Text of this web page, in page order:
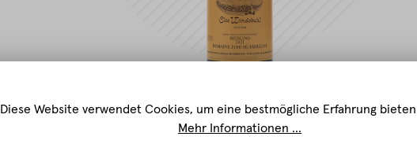
Diese Website verwendet Cookies, um eine bestmögliche Erfahrung
Mehr Informationen ...